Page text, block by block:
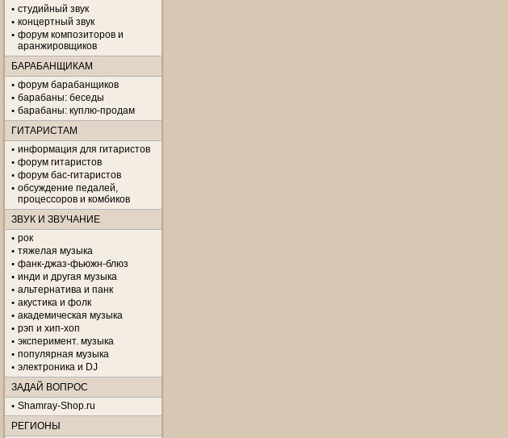
студийный звук
концертный звук
форум композиторов и
аранжировщиков
БАРАБАНЩИКАМ
форум барабанщиков
барабаны: беседы
барабаны: куплю-продам
ГИТАРИСТАМ
информация для гитаристов
форум гитаристов
форум бас-гитаристов
обсуждение педалей,
процессоров и комбиков
ЗВУК И ЗВУЧАНИЕ
рок
тяжелая музыка
фанк-джаз-фьюжн-блюз
инди и другая музыка
альтернатива и панк
акустика и фолк
академическая музыка
рэп и хип-хоп
эксперимент. музыка
популярная музыка
электроника и DJ
ЗАДАЙ ВОПРОС
Shamray-Shop.ru
РЕГИОНЫ